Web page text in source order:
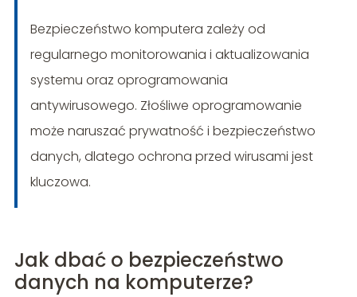
Bezpieczeństwo komputera zależy od
regularnego monitorowania i aktualizowania
systemu oraz oprogramowania
antywirusowego. Złośliwe oprogramowanie
może naruszać prywatność i bezpieczeństwo
danych, dlatego ochrona przed wirusami jest
kluczowa.
Jak dbać o bezpieczeństwo
danych na komputerze?